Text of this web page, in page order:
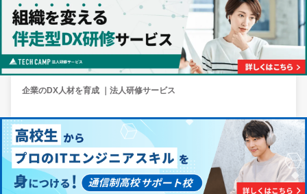
企業のDX人材を育成 ｜法人研修サービス